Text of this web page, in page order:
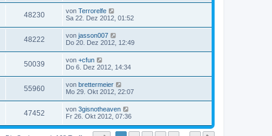
48230 von Terrorelfe
Sa 22. Dez 2012, 01:52
48222 von jasson007
Do 20. Dez 2012, 12:49
50039 von +cfun
Do 6. Dez 2012, 14:34
55960 von brettermeier
Mo 29. Okt 2012, 22:07
47452 von 3gisnotheaven
Fr 26. Okt 2012, 07:36